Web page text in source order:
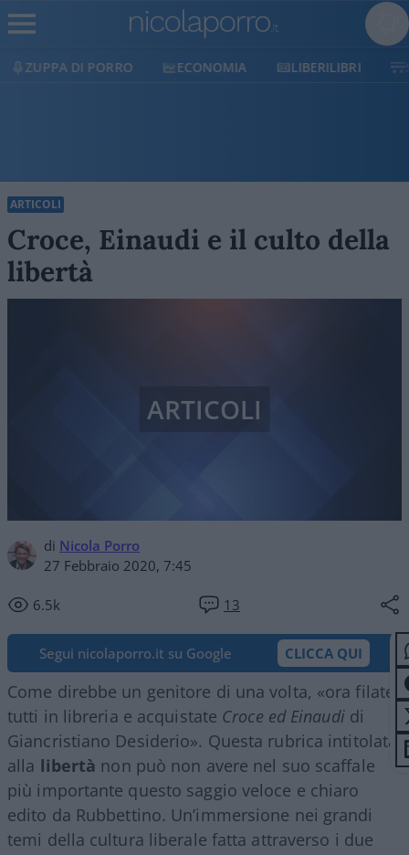
ECONOMIA LIBERILIBRI SHOP
ARTICOLI
Croce, Einaudi e il culto della
libertà
di Nicola Porro
27 Febbraio 2020, 7:45
6.5k 13
ARTICOLI
Segui nicolaporro.it su Google CLICCA QUI
Come direbbe un genitore di una volta, «ora filate
tutti in libreria e acquistate Croce ed Einaudidi
Giancristiano Desiderio». Questa rubrica intitolata
alla libertà non può non avere nel suo scaffale
più importante questo saggio veloce e chiaro
edito da Rubbettino. Un’immersione nei grandi
temi della cultura liberale fatta attraverso i due